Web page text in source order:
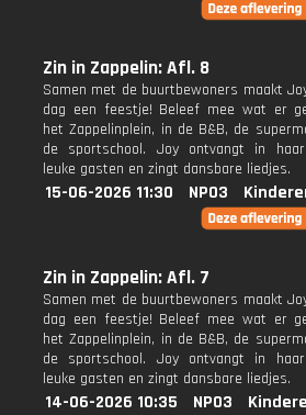
Zin in Zappelin: Afl. 8
Samen met de buurtbewoners maakt
dag een feestje! Beleef mee wat er
het Zappelinplein, in de B&B, de
de sportschool. Joy ontvangt in
leuke gasten en zingt dansbare liedjes.
15-06-2026 11:30 NPO3
Zin in Zappelin: Afl. 7
Samen met de buurtbewoners maakt
dag een feestje! Beleef mee wat er
het Zappelinplein, in de B&B, de
de sportschool. Joy ontvangt in
leuke gasten en zingt dansbare liedjes.
14-06-2026 10:35 NPO3